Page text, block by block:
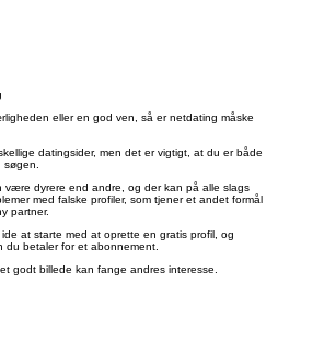
eller en god ven, så er netdating måske
datingsider, men det er vigtigt, at du er både
søgen.
være dyrere end andre, og der kan på alle slags
med falske profiler, som tjener et andet formål
partner.
at starte med at oprette en gratis profil, og
du betaler for et abonnement.
godt billede kan fange andres interesse.